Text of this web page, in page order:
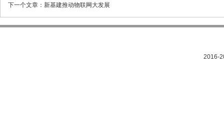
下一个文章： 新基建推动物联网大发展
2016-